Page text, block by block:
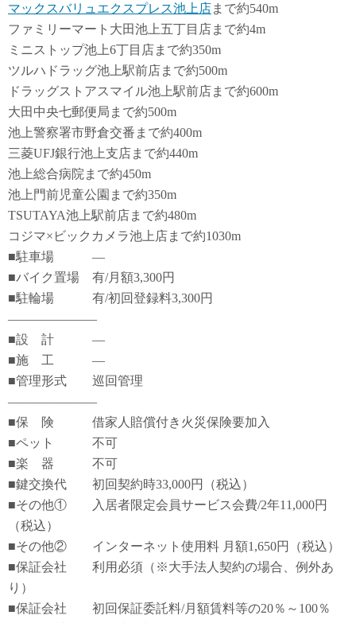
マックスバリュエクスプレス池上店まで約540m
ファミリーマート大田池上五丁目店まで約4m
ミニストップ池上6丁目店まで約350m
ツルハドラッグ池上駅前店まで約500m
ドラッグストアスマイル池上駅前店まで約600m
大田中央七郵便局まで約500m
池上警察署市野倉交番まで約400m
三菱UFJ銀行池上支店まで約440m
池上総合病院まで約450m
池上門前児童公園まで約350m
TSUTAYA池上駅前店まで約480m
コジマ×ビックカメラ池上店まで約1030m
■駐車場 ―
■バイク置場 有/月額3,300円
■駐輪場 有/初回登録料3,300円
―――――――
■設 計 ―
■施 工 ―
■管理形式 巡回管理
―――――――
■保 険 借家人賠償付き火災保険要加入
■ペット 不可
■楽 器 不可
■鍵交換代 初回契約時33,000円（税込）
■その他① 入居者限定会員サービス会費/2年11,000円
（税込）
■その他② インターネット使用料 月額1,650円（税込）
■保証会社 利用必須（※大手法人契約の場合、例外あ
り）
■保証会社 初回保証委託料/月額賃料等の20％～100％